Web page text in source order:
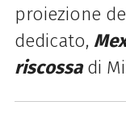
proiezione
dedicato,
riscossadi